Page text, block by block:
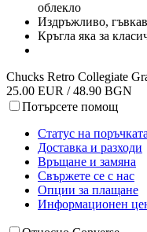
облекло
Издръжливо,
Кръгла яка за
Chucks Retro Collegiate
25.00 EUR / 48.90 BGN
Потърсете помощ
Статус на поръчката
Доставка и разходи
Връщане и замяна
Свържете се с нас
Опции за плащане
Информационен